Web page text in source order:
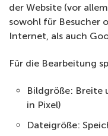
der Website (vor
sowohl für Besucher
Internet, als auch
Für die Bearbeitung
Bildgröße: Breite
in Pixel)
Dateigröße: